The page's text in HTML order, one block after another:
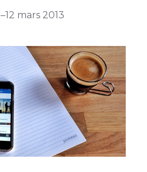
–12 mars 2013